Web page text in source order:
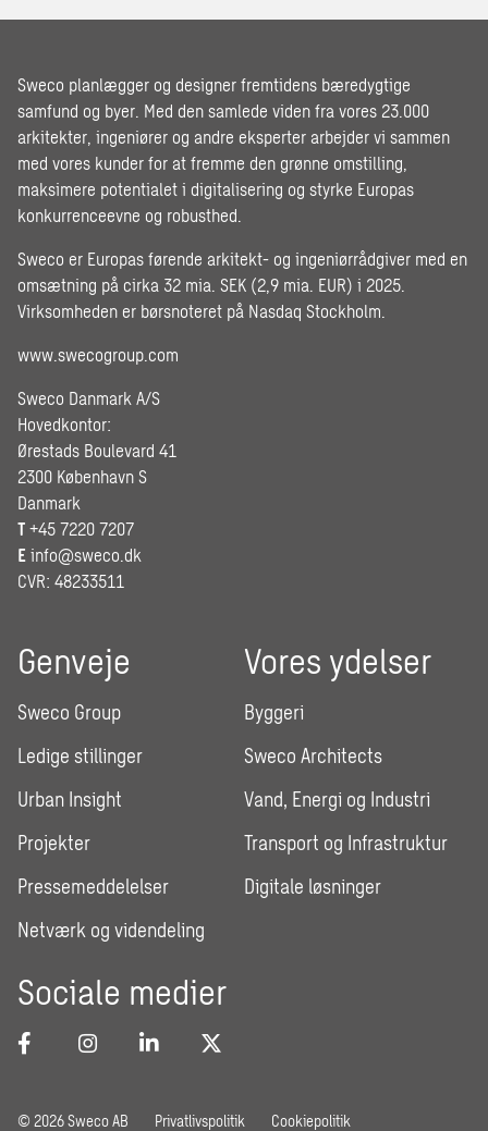
Sweco planlægger og designer fremtidens bæredygtige
samfund og byer. Med den samlede viden fra vores 23.000
arkitekter, ingeniører og andre eksperter arbejder vi sammen
med vores kunder for at fremme den grønne omstilling,
maksimere potentialet i digitalisering og styrke Europas
konkurrenceevne og robusthed.
Sweco er Europas førende arkitekt- og ingeniørrådgiver med en
omsætning på cirka 32 mia. SEK (2,9 mia. EUR) i 2025.
Virksomheden er børsnoteret på Nasdaq Stockholm.
www.swecogroup.com
Sweco Danmark A/S
Hovedkontor:
Ørestads Boulevard 41
2300 København S
Danmark
T +45 7220 7207
E info@sweco.dk
CVR: 48233511
Genveje
Sweco Group
Ledige stillinger
Urban Insight
Projekter
Pressemeddelelser
Netværk og videndeling
Vores ydelser
Byggeri
Sweco Architects
Vand, Energi og Industri
Transport og Infrastruktur
Digitale løsninger
Sociale medier
© 2026 Sweco AB Privatlivspolitik Cookiepolitik